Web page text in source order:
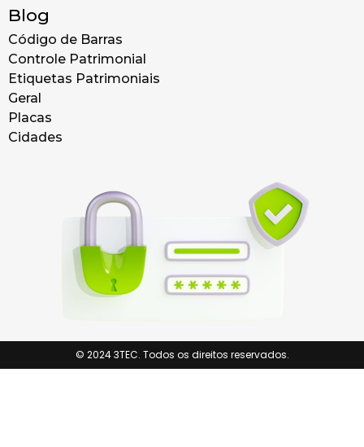
Blog
Código de Barras
Controle Patrimonial
Etiquetas Patrimoniais
Geral
Placas
Cidades
© 2024 3TEC. Todos os direitos reservados.